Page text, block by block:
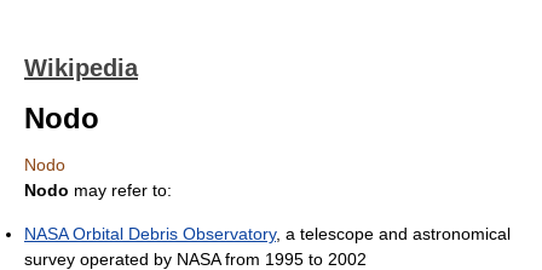
Wikipedia
Nodo
Nodo
Nodo may refer to:
NASA Orbital Debris Observatory, a telescope and astronomical
survey operated by NASA from 1995 to 2002